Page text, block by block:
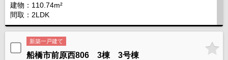
建物：110.74m²
間取：2LDK
新築一戸建て
船橋市前原西806 3棟 3号棟